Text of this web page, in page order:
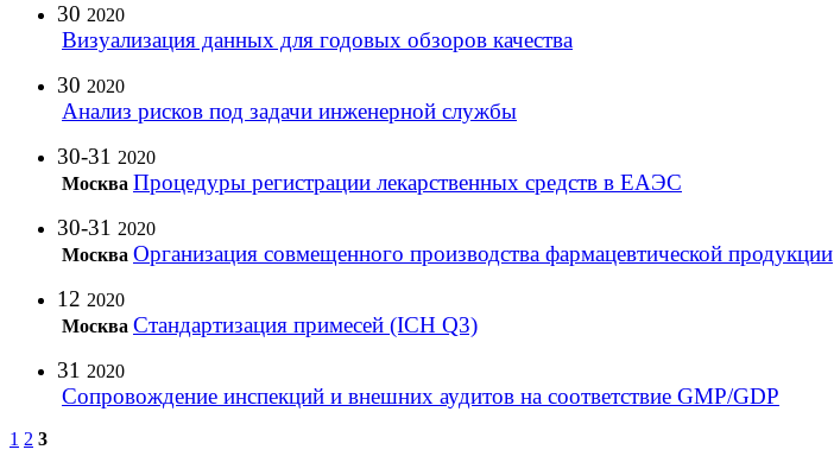
30 2020
Визуализация данных для годовых обзоров качества
30 2020
Анализ рисков под задачи инженерной службы
30-31 2020
Москва Процедуры регистрации лекарственных средств в ЕАЭС
30-31 2020
Москва Организация совмещенного производства фармацевтической продукции
12 2020
Москва Стандартизация примесей (ICH Q3)
31 2020
Сопровождение инспекций и внешних аудитов на соответствие GMP/GDP
1 2 3